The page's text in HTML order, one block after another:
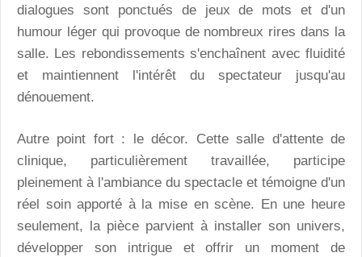
dialogues sont ponctués de jeux de mots et d'un
humour léger qui provoque de nombreux rires dans la
salle. Les rebondissements s'enchaînent avec fluidité
et maintiennent l'intérêt du spectateur jusqu'au
dénouement.
Autre point fort : le décor. Cette salle d'attente de
clinique, particulièrement travaillée, participe
pleinement à l'ambiance du spectacle et témoigne d'un
réel soin apporté à la mise en scène. En une heure
seulement, la pièce parvient à installer son univers,
développer son intrigue et offrir un moment de